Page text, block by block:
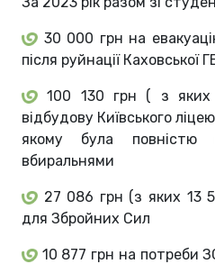
30 000 грн на
після руйнації Каховської
100 130 грн ( з яких
відбудову Київського
якому була повністю
вбиральнями
27 086 грн (з яких 13
для Збройних Сил
10 877 грн на потреби